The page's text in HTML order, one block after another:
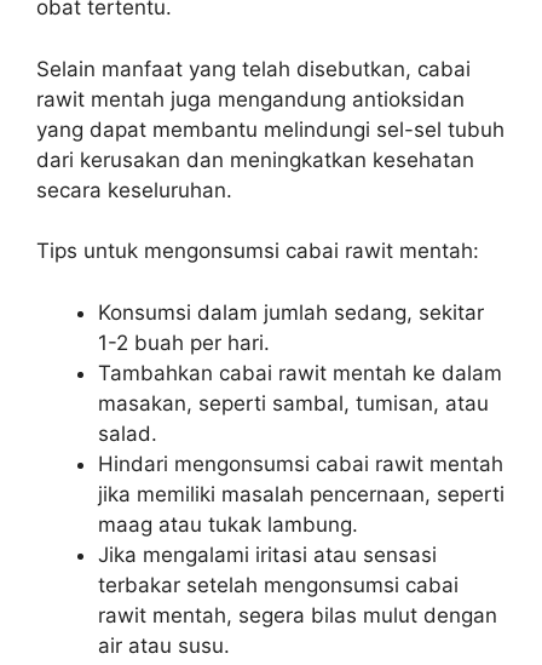
obat tertentu.
Selain manfaat yang telah disebutkan, cabai
rawit mentah juga mengandung antioksidan
yang dapat membantu melindungi sel-sel tubuh
dari kerusakan dan meningkatkan kesehatan
secara keseluruhan.
Tips untuk mengonsumsi cabai rawit mentah:
Konsumsi dalam jumlah sedang, sekitar
1-2 buah per hari.
Tambahkan cabai rawit mentah ke dalam
masakan, seperti sambal, tumisan, atau
salad.
Hindari mengonsumsi cabai rawit mentah
jika memiliki masalah pencernaan, seperti
maag atau tukak lambung.
Jika mengalami iritasi atau sensasi
terbakar setelah mengonsumsi cabai
rawit mentah, segera bilas mulut dengan
air atau susu.